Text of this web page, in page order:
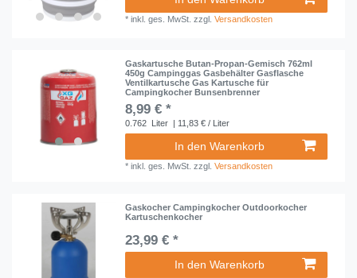
*inkl. ges. MwSt. zzgl.Versandkosten
Gaskartusche Butan-Propan-Gemisch 762ml
450g Campinggas Gasbehälter Gasflasche
Ventilkartusche Gas Kartusche für
Campingkocher Bunsenbrenner
8,99 € *
0.762 Liter | 11,83 € / Liter
In den Warenkorb
*inkl. ges. MwSt. zzgl.Versandkosten
Gaskocher Campingkocher Outdoorkocher
Kartuschenkocher
23,99 € *
In den Warenkorb